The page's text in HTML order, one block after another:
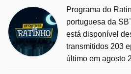
Programa do
portuguesa da
está disponível
transmitidos 203
último em agosto